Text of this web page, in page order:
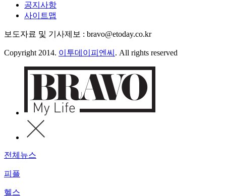
공지사항
사이트맵
보도자료 및 기사제보 : bravo@etoday.co.kr
Copyright 2014. 이투데이피엔씨 . All rights reserved
전체뉴스
피플
헬스